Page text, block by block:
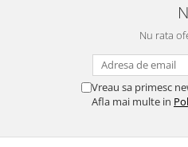
superioară,
timp,
Laterale
Ridicate
Nu rata
Vreau sa primesc
Afla mai multe in